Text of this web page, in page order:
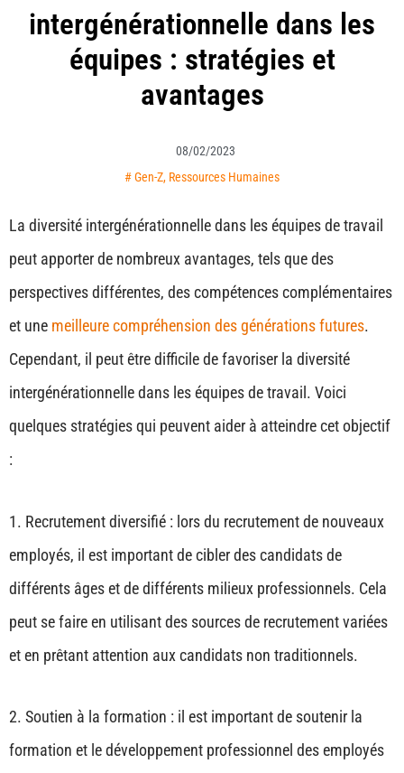
intergénérationnelle dans les
équipes : stratégies et
avantages
08/02/2023
#Gen-Z, Ressources Humaines
La diversité intergénérationnelle dans les équipes de travail
peut apporter de nombreux avantages, tels que des
perspectives différentes, des compétences complémentaires
et une meilleure compréhension des générations futures.
Cependant, il peut être difficile de favoriser la diversité
intergénérationnelle dans les équipes de travail. Voici
quelques stratégies qui peuvent aider à atteindre cet objectif
:
1. Recrutement diversifié : lors du recrutement de nouveaux
employés, il est important de cibler des candidats de
différents âges et de différents milieux professionnels. Cela
peut se faire en utilisant des sources de recrutement variées
et en prêtant attention aux candidats non traditionnels.
2. Soutien à la formation : il est important de soutenir la
formation et le développement professionnel des employés